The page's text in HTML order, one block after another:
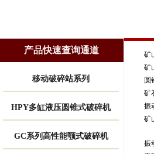
产品快速查询通道
移动破碎站系列
HPY多缸液压圆锥式破碎机
GC系列高性能颚式破碎机
矿
矿
圆
矿
振
矿
振